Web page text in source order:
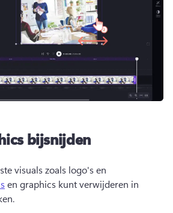
bijsnijden
visuals zoals logo's en
en graphics kunt verwijderen in